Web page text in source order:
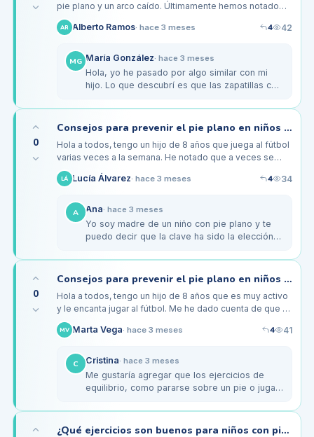
pie plano y un arco caído. Últimamente hemos notado
que se queja un poco más al correr y al jugar con sus
amigos. Me…
AR Alberto Ramos· hace 3 meses 4 42
MG María González· hace 3 meses
Hola, yo he pasado por algo similar con mi
hijo. Lo que descubrí es que las zapatillas con
ofrecen soporte.…
0
Consejos para prevenir el pie plano en niños activos
Hola a todos, tengo un hijo de 8 años que juega al fútbol
varias veces a la semana. He notado que a veces se
queja de dolor en los pies después de los
entrenamientos,…
LÁ Lucía Álvarez· hace 3 meses 4 34
A Ana· hace 3 meses
Yo soy madre de un niño con pie plano y te
puedo decir que la clave ha sido la elección
Balance que tienen buenos…
0
Consejos para prevenir el pie plano en niños activos de 6 a 10 años
Hola a todos, tengo un hijo de 8 años que es muy activo
y le encanta jugar al fútbol. Me he dado cuenta de que a
veces se queja de dolor en los pies después de jugar, y
he leído…
MV Marta Vega· hace 3 meses 4 41
C Cristina· hace 3 meses
Me gustaría agregar que los ejercicios de
equilibrio, como pararse sobre un pie o jugar
fortalecen los músculos del…
¿Qué ejercicios son buenos para niños con pie plano y arco caído?